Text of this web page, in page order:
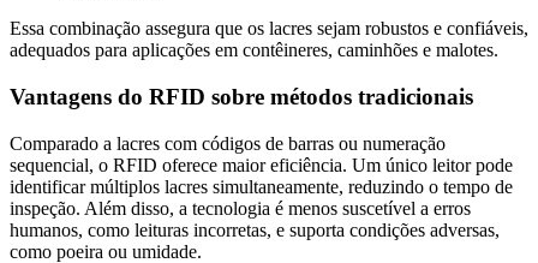
Essa combinação assegura que os lacres sejam robustos e confiáveis,
adequados para aplicações em contêineres, caminhões e malotes.
Vantagens do RFID sobre métodos tradicionais
Comparado a lacres com códigos de barras ou numeração
sequencial, o RFID oferece maior eficiência. Um único leitor pode
identificar múltiplos lacres simultaneamente, reduzindo o tempo de
inspeção. Além disso, a tecnologia é menos suscetível a erros
humanos, como leituras incorretas, e suporta condições adversas,
como poeira ou umidade.